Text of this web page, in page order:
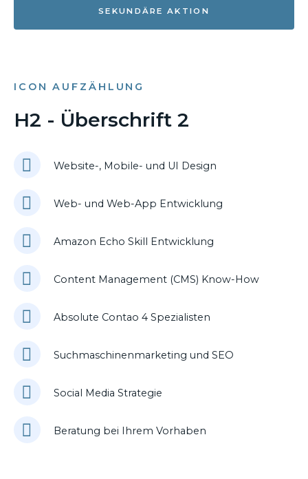
SEKUNDÄRE AKTION
ICON AUFZÄHLUNG
H2 - Überschrift 2
Website-, Mobile- und UI Design
Web- und Web-App Entwicklung
Amazon Echo Skill Entwicklung
Content Management (CMS) Know-How
Absolute Contao 4 Spezialisten
Suchmaschinenmarketing und SEO
Social Media Strategie
Beratung bei Ihrem Vorhaben